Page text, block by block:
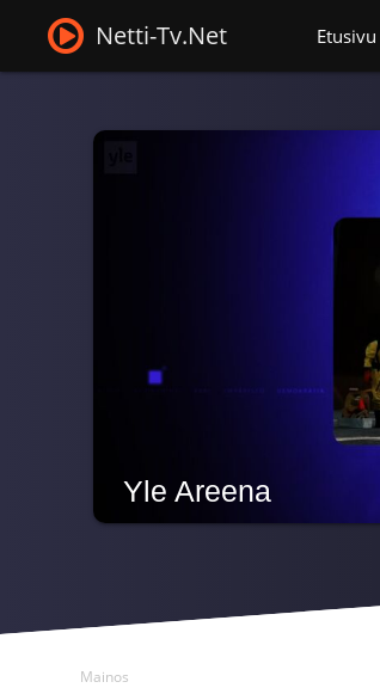
Netti-Tv.Net Etusivu
Yle Areena
Mainos